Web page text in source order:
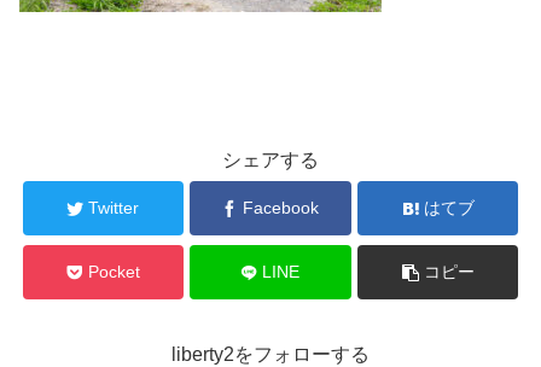
シェアする
Twitter Facebook はてブ
Pocket LINE コピー
liberty2をフォローする